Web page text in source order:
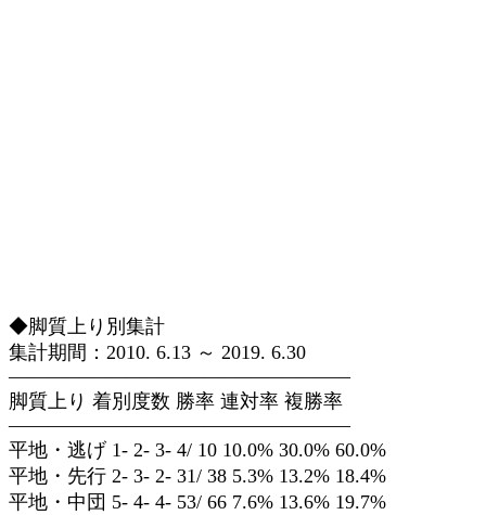
◆脚質上り別集計
集計期間：2010. 6.13 ～ 2019. 6.30
—————————————————–
脚質上り 着別度数 勝率 連対率 複勝率
—————————————————–
平地・逃げ 1- 2- 3- 4/ 10 10.0% 30.0% 60.0%
平地・先行 2- 3- 2- 31/ 38 5.3% 13.2% 18.4%
平地・中団 5- 4- 4- 53/ 66 7.6% 13.6% 19.7%